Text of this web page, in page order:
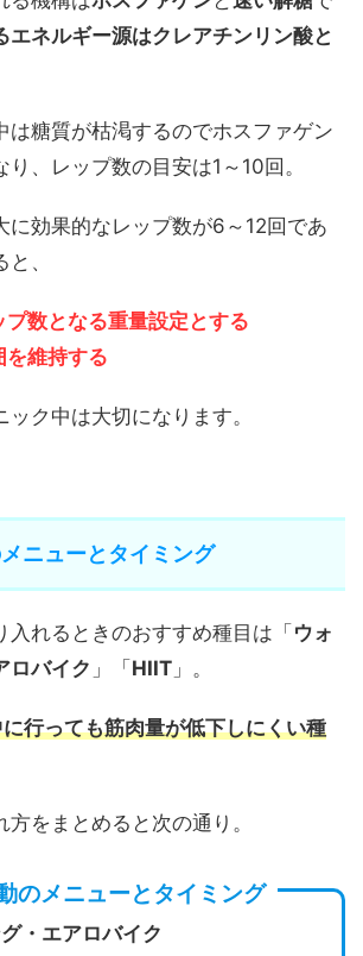
エネルギー源はクレアチンリン酸と
は糖質が枯渇するのでホスファゲン
、レップ数の目安は1～10回。
に効果的なレップ数が6～12回であ
、
プ数となる重量設定とする
を維持する
ク中は大切になります。
ニューとタイミング
入れるときのおすすめ種目は「 ウォ
ロバイク 」「 HIIT 」。
行っても筋肉量が低下しにくい種
をまとめると次の通り。
のメニューとタイミング
・エアロバイク